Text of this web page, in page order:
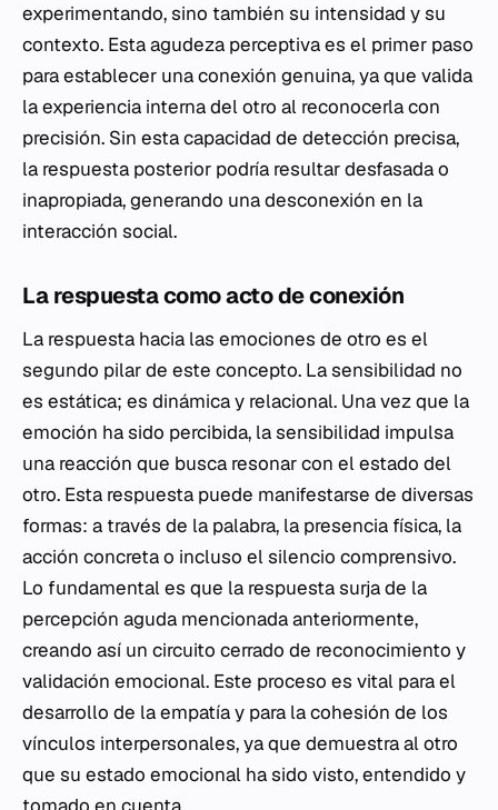
experimentando, sino también su intensidad y su
contexto. Esta agudeza perceptiva es el primer paso
para establecer una conexión genuina, ya que valida
la experiencia interna del otro al reconocerla con
precisión. Sin esta capacidad de detección precisa,
la respuesta posterior podría resultar desfasada o
inapropiada, generando una desconexión en la
interacción social.
La respuesta como acto de conexión
La respuesta hacia las emociones de otro es el
segundo pilar de este concepto. La sensibilidad no
es estática; es dinámica y relacional. Una vez que la
emoción ha sido percibida, la sensibilidad impulsa
una reacción que busca resonar con el estado del
otro. Esta respuesta puede manifestarse de diversas
formas: a través de la palabra, la presencia física, la
acción concreta o incluso el silencio comprensivo.
Lo fundamental es que la respuesta surja de la
percepción aguda mencionada anteriormente,
creando así un circuito cerrado de reconocimiento y
validación emocional. Este proceso es vital para el
desarrollo de la empatía y para la cohesión de los
vínculos interpersonales, ya que demuestra al otro
que su estado emocional ha sido visto, entendido y